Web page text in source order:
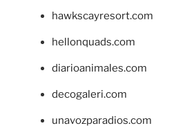
hawkscayresort.com
hellonquads.com
diarioanimales.com
decogaleri.com
unavozparadios.com